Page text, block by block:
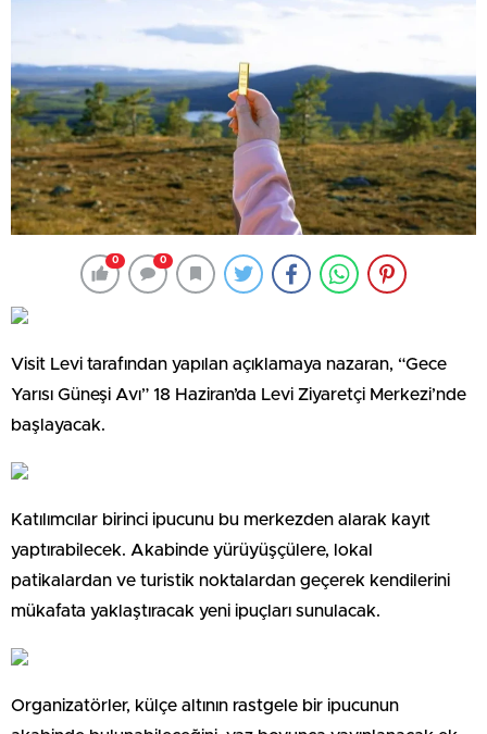
0 0
Visit Levi tarafından yapılan açıklamaya nazaran, “Gece
Yarısı Güneşi Avı” 18 Haziran’da Levi Ziyaretçi Merkezi’nde
başlayacak.
Katılımcılar birinci ipucunu bu merkezden alarak kayıt
yaptırabilecek. Akabinde yürüyüşçülere, lokal
patikalardan ve turistik noktalardan geçerek kendilerini
mükafata yaklaştıracak yeni ipuçları sunulacak.
Organizatörler, külçe altının rastgele bir ipucunun